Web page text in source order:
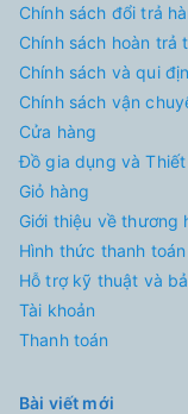
Chính sách đổi trả
Chính sách hoàn trả
Chính sách và qui
Chính sách vận
Cửa hàng
Đồ gia dụng và
Giỏ hàng
Giới thiệu về thương
Hình thức thanh toán
Hỗ trợ kỹ thuật và
Tài khoản
Thanh toán
Bài viết mới